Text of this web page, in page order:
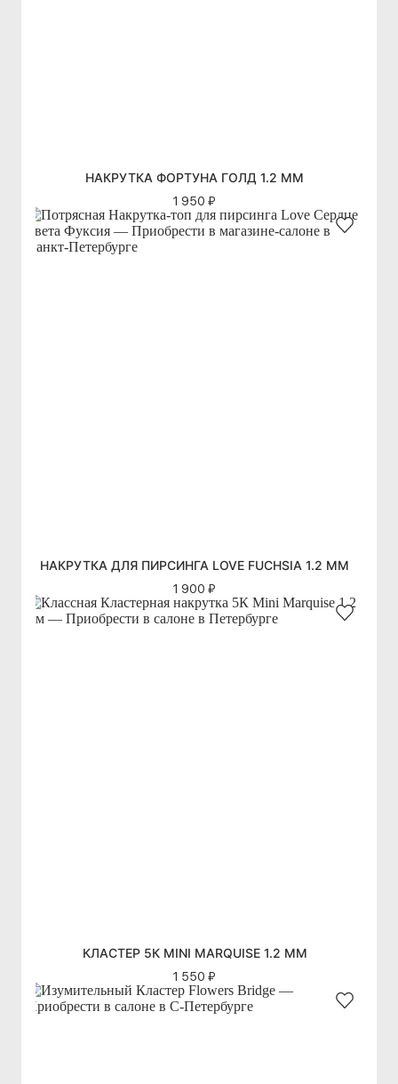
НАКРУТКА ФОРТУНА ГОЛД 1.2 ММ
1 950 ₽
НАКРУТКА ДЛЯ ПИРСИНГА LOVE FUCHSIA 1.2 ММ
1 900 ₽
КЛАСТЕР 5К MINI MARQUISE 1.2 ММ
1 550 ₽